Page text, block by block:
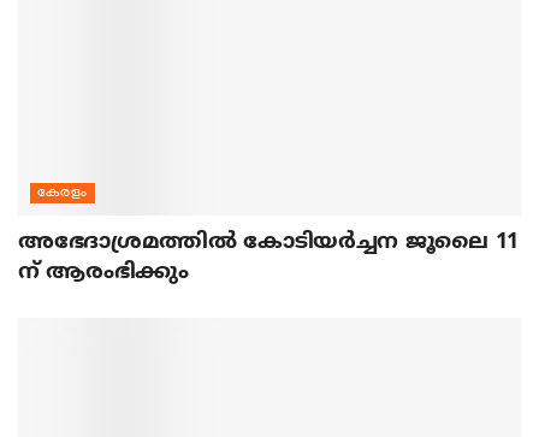
കേരളം
അഭേദാശ്രമത്തില്‍ കോടിയര്‍ച്ചന ജൂലൈ 11
ന് ആരംഭിക്കും